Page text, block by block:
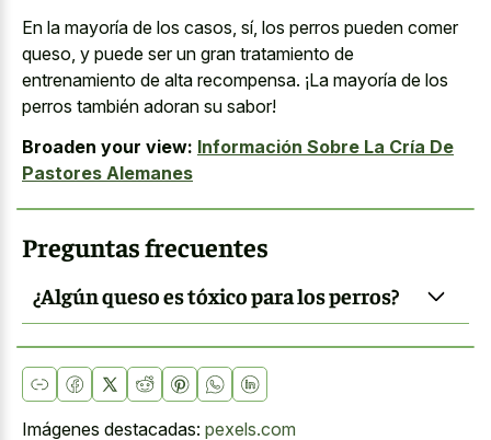
En la mayoría de los casos, sí, los perros pueden comer
queso, y puede ser un gran tratamiento de
entrenamiento de alta recompensa. ¡La mayoría de los
perros también adoran su sabor!
Broaden your view: Información Sobre La Cría De
Pastores Alemanes
Preguntas frecuentes
¿Algún queso es tóxico para los perros?
Imágenes destacadas: pexels.com